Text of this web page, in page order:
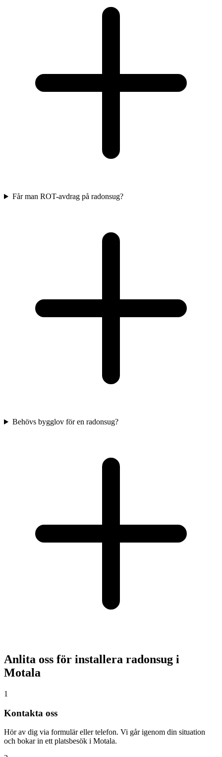
Får man ROT-avdrag på radonsug?
Behövs bygglov för en radonsug?
Anlita oss för installera radonsug i
Motala
1
Kontakta oss
Hör av dig via formulär eller telefon. Vi går igenom din situation
och bokar in ett platsbesök i Motala.